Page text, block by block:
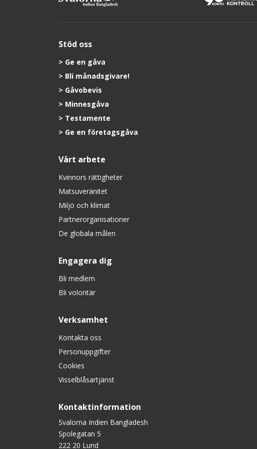
Stöd oss
Ge en gåva
Bli månadsgivare!
Gåvobevis
Minnesgåva
Testamente
Ge en företagsgåva
Vårt arbete
Kvinnors rättigheter
Matsuveränitet
Miljö och klimat
Partnerorganisationer
De globala målen
Engagera dig
Bli medlem
Bli volontär
Verksamhet
Kontakta oss
Personuppgifter
Cookies
Visselblåsartjänst
Kontaktinformation
Svalorna Indien Bangladesh
Spolegatan 5
222 20 Lund